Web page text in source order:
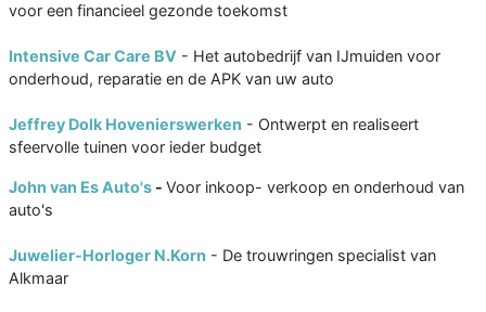
voor een financieel gezonde toekomst
Intensive Car Care BV - Het autobedrijf van IJmuiden voor
onderhoud, reparatie en de APK van uw auto
Jeffrey Dolk Hovenierswerken - Ontwerpt en realiseert
sfeervolle tuinen voor ieder budget
John van Es Auto's - Voor inkoop- verkoop en onderhoud van
auto's
Juwelier-Horloger N.Korn - De trouwringen specialist van
Alkmaar